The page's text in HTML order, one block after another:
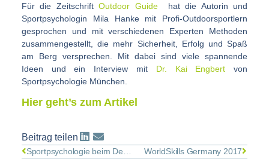
Für die ZeitschriftOutdoor Guidehat die Autorin und
Sportpsychologin Mila Hanke mit Profi-Outdoorsportlern
gesprochen und mit verschiedenen Experten Methoden
zusammengestellt, die mehr Sicherheit, Erfolg und Spaß
am Berg versprechen. Mit dabei sind viele spannende
Ideen und ein Interview mit Dr. Kai Engbert von
Sportpsychologie München.
Hier geht’s zum Artikel
Beitrag teilen
WorldSkills Germany 2017